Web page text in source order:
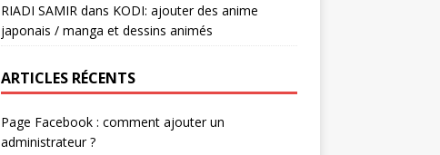
RIADI SAMIR dans KODI: ajouter des anime
japonais / manga et dessins animés
ARTICLES RÉCENTS
Page Facebook : comment ajouter un
administrateur ?